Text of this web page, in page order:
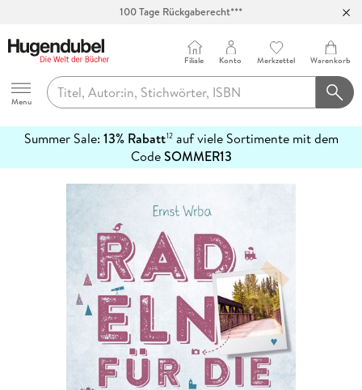
100 Tage Rückgaberecht***
Hugendubel
Menu
Filiale Konto Merkzettel Warenkorb
Summer Sale: 13% Rabatt12auf viele Sortimente mit dem
CodeSOMMER13
erfahren